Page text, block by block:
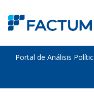
Portal de Análisis